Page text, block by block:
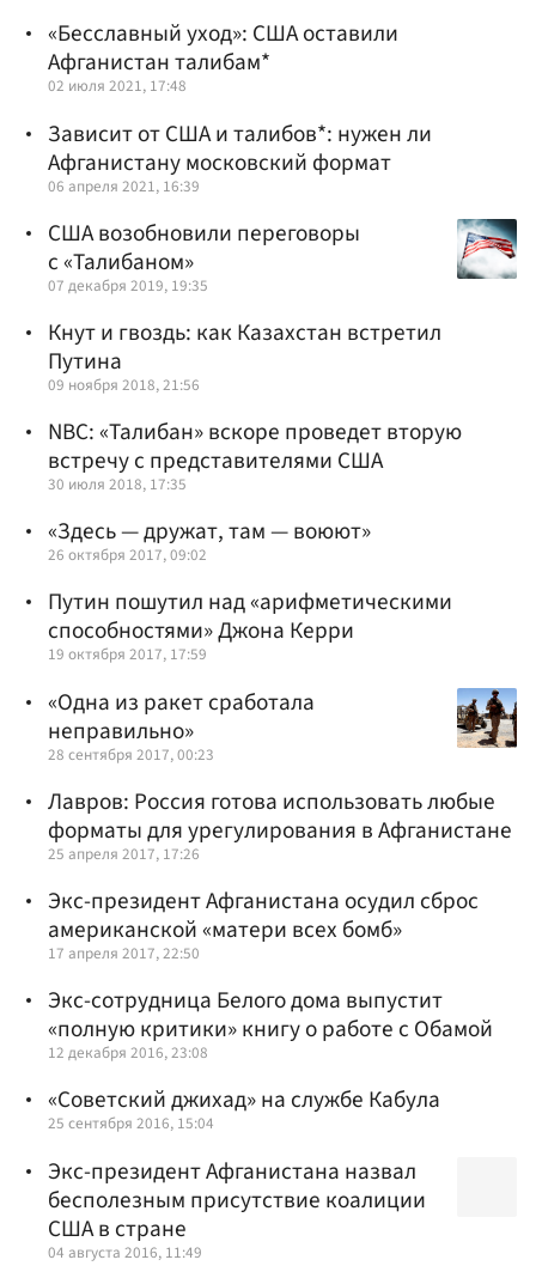
«Бесславный уход»: США оставили
Афганистан талибам*
02 июля 2021, 17:48
Зависит от США и талибов*: нужен ли
Афганистану московский формат
06 апреля 2021, 16:39
США возобновили переговоры
с «Талибаном»
07 декабря 2019, 19:35
Кнут и гвоздь: как Казахстан встретил
Путина
09 ноября 2018, 21:56
NBC: «Талибан» вскоре проведет вторую
встречу с представителями США
30 июля 2018, 17:35
«Здесь — дружат, там — воюют»
26 октября 2017, 09:02
Путин пошутил над «арифметическими
способностями» Джона Керри
19 октября 2017, 17:59
«Одна из ракет сработала
неправильно»
28 сентября 2017, 00:23
Лавров: Россия готова использовать любые
форматы для урегулирования в Афганистане
25 апреля 2017, 17:26
Экс-президент Афганистана осудил сброс
американской «матери всех бомб»
17 апреля 2017, 22:50
Экс-сотрудница Белого дома выпустит
«полную критики» книгу о работе с Обамой
12 декабря 2016, 23:08
«Советский джихад» на службе Кабула
25 сентября 2016, 15:04
Экс-президент Афганистана назвал
бесполезным присутствие коалиции
США в стране
04 августа 2016, 11:49